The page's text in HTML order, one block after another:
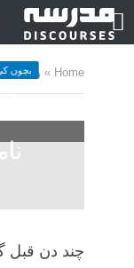
Home
»والدین
بچوں
چند دن قبل